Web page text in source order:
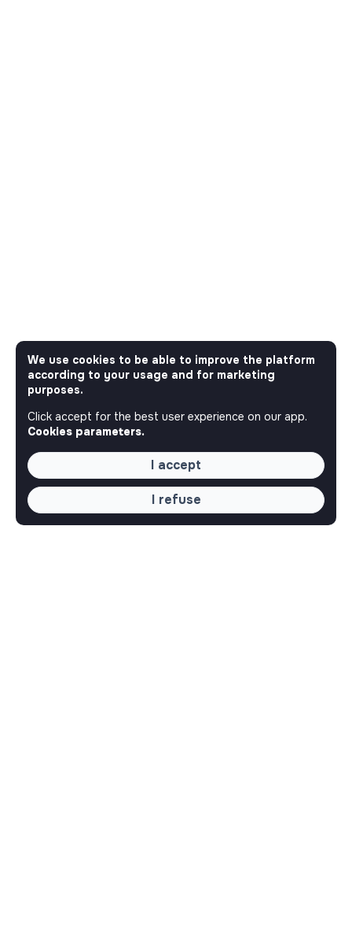
We use cookies to be able to improve the platform
according to your usage and for marketing
purposes.
Click accept for the best user experience on our app.
Cookies parameters.
I accept
I refuse